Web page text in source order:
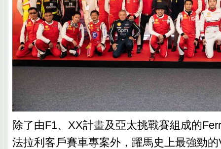
除了由F1、XX計畫及亞太挑戰賽組成的
法拉利客戶賽車專案外，躍馬史上最強勁